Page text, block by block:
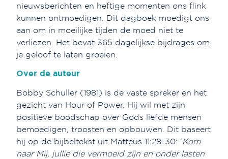
nieuwsberichten en heftige momenten ons flink
kunnen ontmoedigen. Dit dagboek moedigt ons
aan om in moeilijke tijden de moed niet te
verliezen. Het bevat 365 dagelijkse bijdrages om
je geloof te laten groeien.
Over de auteur
Bobby Schuller (1981) is de vaste spreker en het
gezicht van Hour of Power. Hij wil met zijn
positieve boodschap over Gods liefde mensen
bemoedigen, troosten en opbouwen. Dit baseert
hij op de bijbeltekst uit Matteüs 11:28-30: ‘Kom
naar Mij, jullie die vermoeid zijn en onder lasten